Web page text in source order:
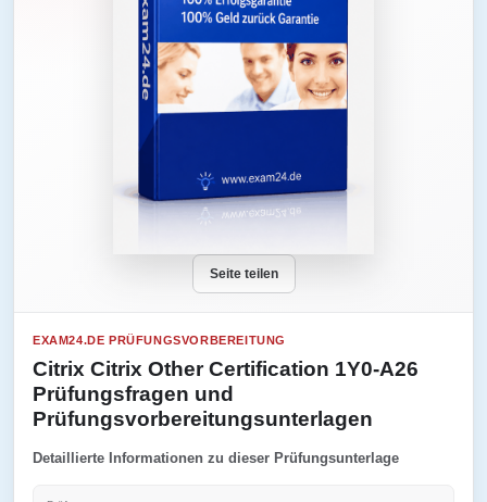
Seite teilen
EXAM24.DE PRÜFUNGSVORBEREITUNG
Citrix Citrix Other Certification 1Y0-A26
Prüfungsfragen und
Prüfungsvorbereitungsunterlagen
Detaillierte Informationen zu dieser Prüfungsunterlage